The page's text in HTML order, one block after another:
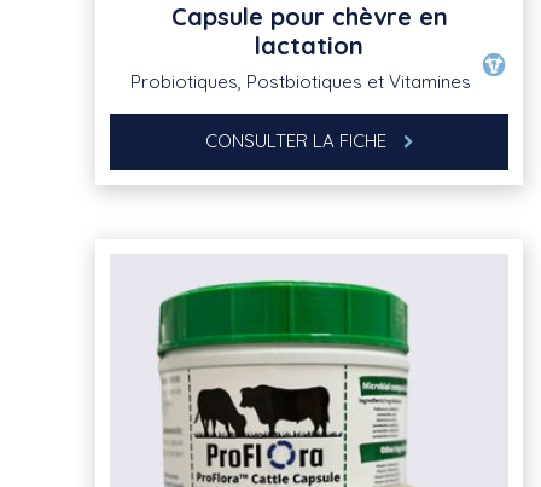
Capsule pour chèvre en
lactation
Probiotiques, Postbiotiques et Vitamines
CONSULTER LA FICHE